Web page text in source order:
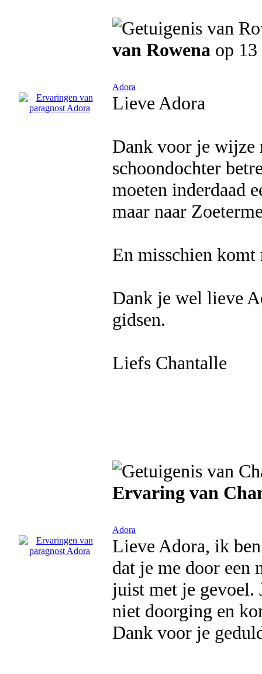
van Rowena op
Adora
Lieve Adora
Dank voor je wijze
schoondochter
moeten inderdaad
maar naar
En misschien
Dank je wel lieve
gidsen.
Liefs Chantalle
Ervaring van
Adora
Lieve Adora, ik
dat je me door een
juist met je gevoel.
niet doorging en
Dank voor je